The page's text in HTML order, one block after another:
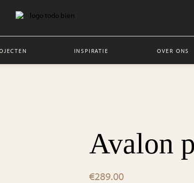
INSPIRATIE OVER ONS
Avalon
€289.00